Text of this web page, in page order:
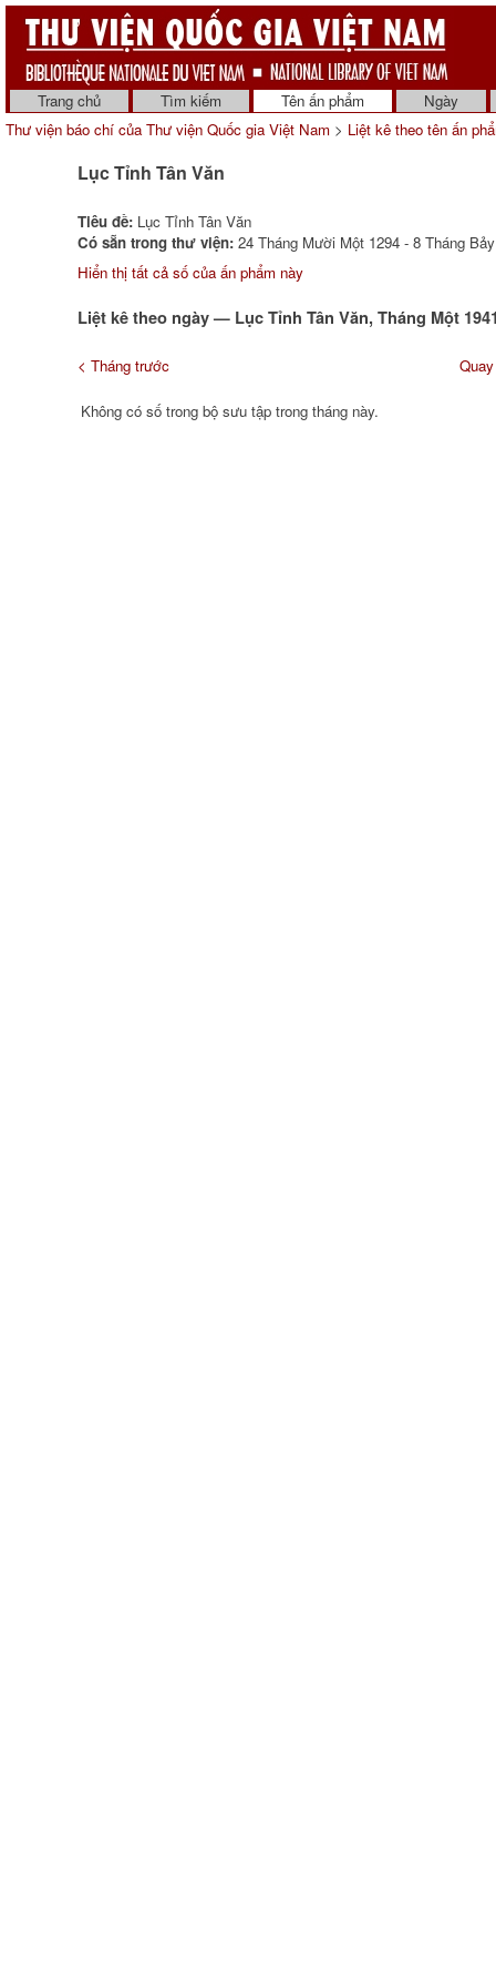
Trang chủ Tìm kiếm Tên ấn phẩm
Ngày
Thư viện báo chí của Thư viện Quốc gia Việt Nam > Liệt kê theo tên ấn
Lục Tỉnh Tân Văn
Tiêu đề: Lục Tỉnh Tân Văn
Có sẵn trong thư viện: 24 Tháng Mười Một 1294 - 8 Tháng
Hiển thị tất cả số của ấn phẩm này
Liệt kê theo ngày — Lục Tỉnh Tân Văn, Tháng Một
< Tháng trước
Không có số trong bộ sưu tập trong tháng này.